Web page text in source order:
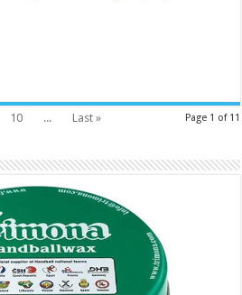
Page 1 of 11
10 ... Last »